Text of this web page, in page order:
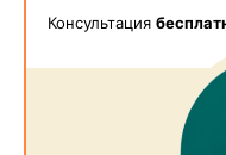
Консультация